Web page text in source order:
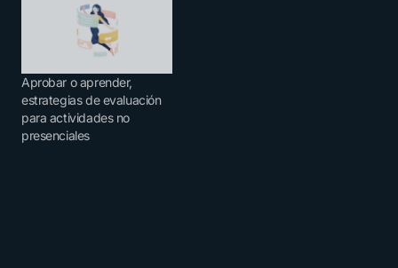
Aprobar o aprender,
estrategias de evaluación
para actividades no
presenciales